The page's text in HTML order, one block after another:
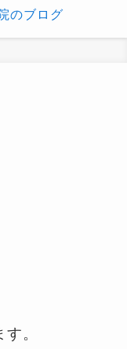
。